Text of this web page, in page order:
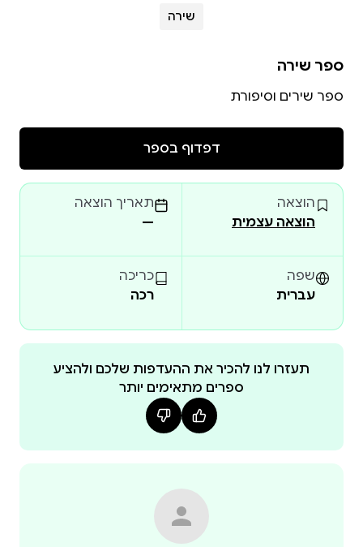
שירה
ספר שירה
ספר שירים וסיפורת
דפדוף בספר
הוצאה
הוצאה עצמית
תאריך הוצאה
—
שפה
עברית
כריכה
רכה
תעזרו לנו להכיר את ההעדפות שלכם ולהציע
ספרים מתאימים יותר